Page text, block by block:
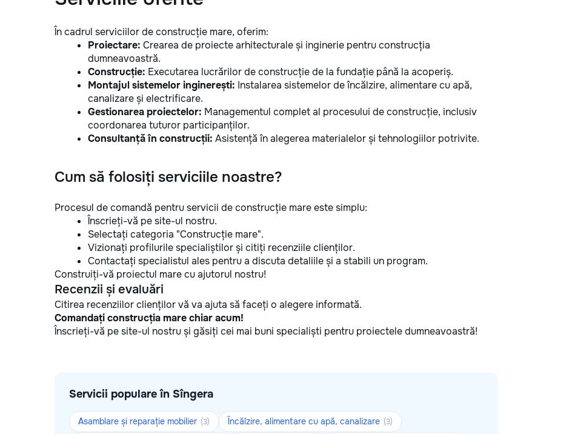
În cadrul serviciilor de construcție mare, oferim:
Proiectare: Crearea de proiecte arhitecturale și inginerie pentru construcția
dumneavoastră.
Construcție: Executarea lucrărilor de construcție de la fundație până la acoperiș.
Montajul sistemelor inginerești: Instalarea sistemelor de încălzire, alimentare cu apă,
canalizare și electrificare.
Gestionarea proiectelor: Managementul complet al procesului de construcție, inclusiv
coordonarea tuturor participanților.
Consultanță în construcții: Asistență în alegerea materialelor și tehnologiilor potrivite.
Cum să folosiți serviciile noastre?
Procesul de comandă pentru servicii de construcție mare este simplu:
Înscrieți-vă pe site-ul nostru.
Selectați categoria "Construcție mare".
Vizionați profilurile specialiștilor și citiți recenziile clienților.
Contactați specialistul ales pentru a discuta detaliile și a stabili un program.
Construiți-vă proiectul mare cu ajutorul nostru!
Recenzii și evaluări
Citirea recenziilor clienților vă va ajuta să faceți o alegere informată.
Comandați construcția mare chiar acum!
Înscrieți-vă pe site-ul nostru și găsiți cei mai buni specialiști pentru proiectele dumneavoastră!
Servicii populare în Sîngera
Asamblare și reparație mobilier (3) Încălzire, alimentare cu apă, canalizare (3)